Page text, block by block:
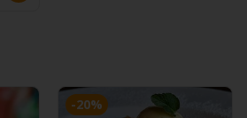
-20%